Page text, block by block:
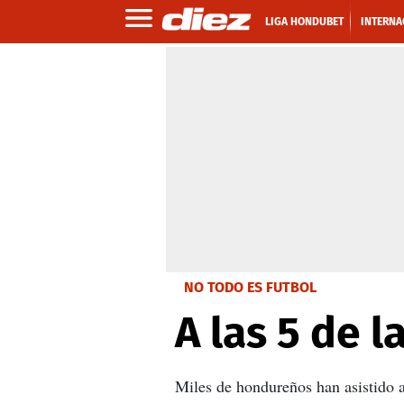
LIGA HONDUBET
NO TODO ES FUTBOL
A las 5 de
Miles de hondureños han asistido